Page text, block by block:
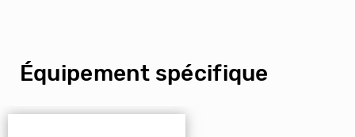
Équipement spécifique